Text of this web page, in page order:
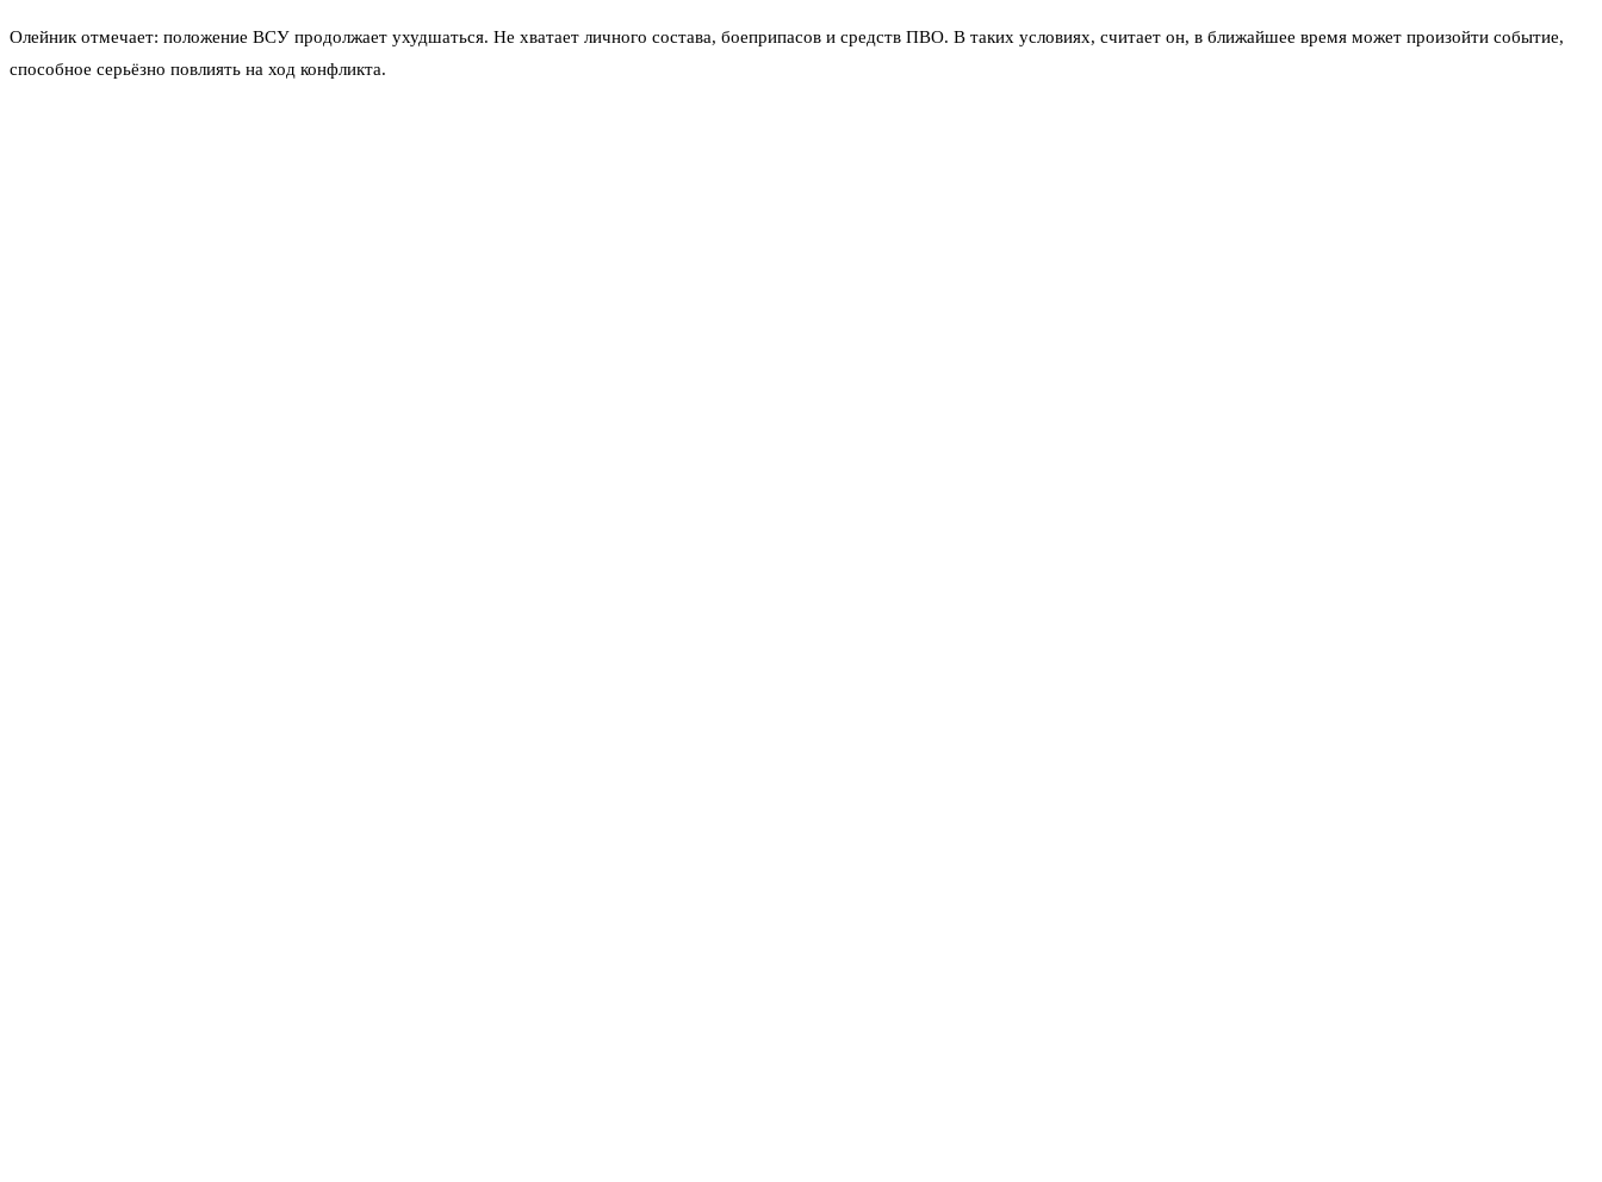
Олейник отмечает: положение ВСУ продолжает ухудшаться. Не хватает личного состава, боеприпасов и средств ПВО. В таких условиях, считает он, в ближайшее время может произойти событие,
способное серьёзно повлиять на ход конфликта.